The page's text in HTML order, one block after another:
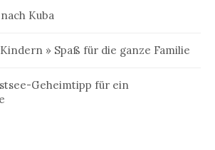
Kuba
» Spaß für die ganze Familie
Geheimtipp für ein